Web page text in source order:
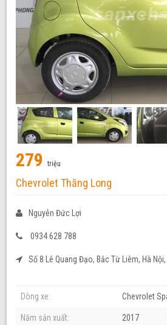
279triệu
Chevrolet Thăng Long
Nguyễn Đức Lợi
0934 628 788
Số 8 Lê Quang Đạo, Bắc Từ Liêm, Hà Nội,
Dòng xe: Chevrolet
Năm sản xuất: 2017